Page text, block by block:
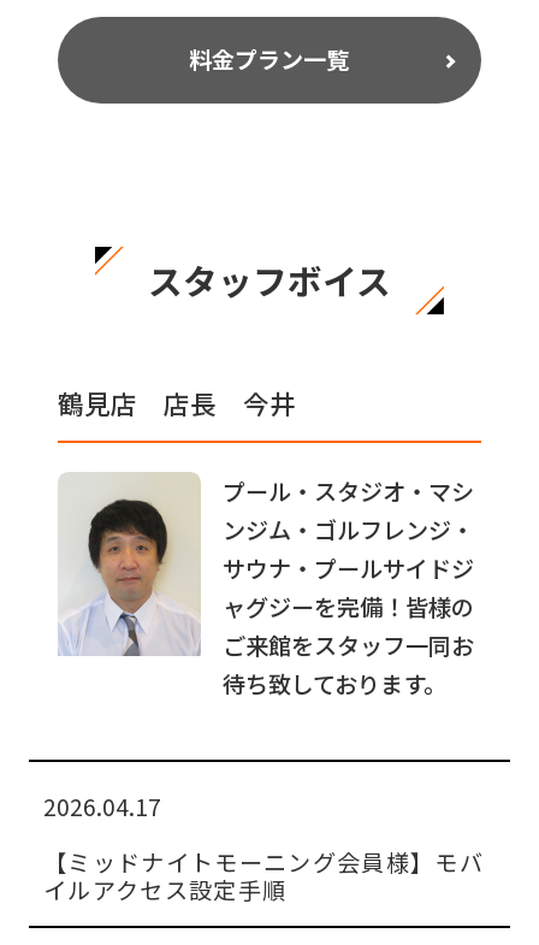
料金プラン一覧
スタッフボイス
鶴見店 店長 今井
プール・スタジオ・マシ
ンジム・ゴルフレンジ・
サウナ・プールサイドジ
ャグジーを完備！皆様の
ご来館をスタッフ一同お
待ち致しております。
2026.04.17
【ミッドナイトモーニング会員様】モバ
イルアクセス設定手順